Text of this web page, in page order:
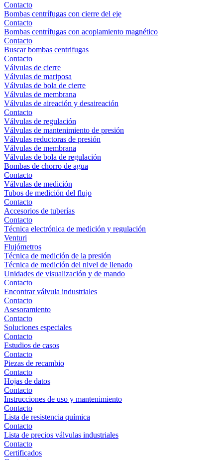
Contacto
Bombas centrífugas con cierre del eje
Contacto
Bombas centrífugas con acoplamiento magnético
Contacto
Buscar bombas centrifugas
Contacto
Válvulas de cierre
Válvulas de mariposa
Válvulas de bola de cierre
Válvulas de membrana
Válvulas de aireación y desaireación
Contacto
Válvulas de regulación
Válvulas de mantenimiento de presión
Válvulas reductoras de presión
Válvulas de membrana
Válvulas de bola de regulación
Bombas de chorro de agua
Contacto
Válvulas de medición
Tubos de medición del flujo
Contacto
Accesorios de tuberías
Contacto
Técnica electrónica de medición y regulación
Venturi
Flujómetros
Técnica de medición de la presión
Técnica de medición del nivel de llenado
Unidades de visualización y de mando
Contacto
Encontrar válvula industriales
Contacto
Asesoramiento
Contacto
Soluciones especiales
Contacto
Estudios de casos
Contacto
Piezas de recambio
Contacto
Hojas de datos
Contacto
Instrucciones de uso y mantenimiento
Contacto
Lista de resistencia química
Contacto
Lista de precios válvulas industriales
Contacto
Certificados